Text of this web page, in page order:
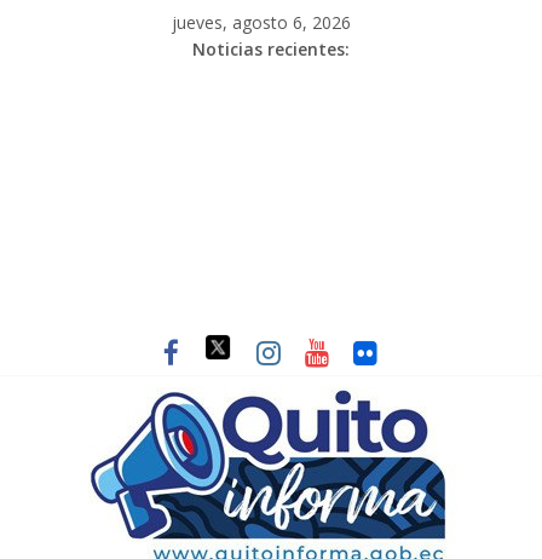
jueves, agosto 6, 2026
Noticias recientes: